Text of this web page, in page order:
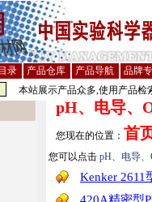
录 产品仓库 产品导航
品牌
本站展示产品众多,使用产品检
pH、电导、
您现在的位置： 首
您可以点击 pH、电导
Kenker 2611